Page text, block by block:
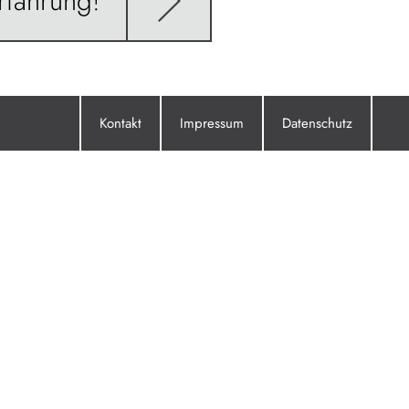
Kontakt Impressum Datenschutz